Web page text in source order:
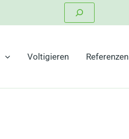
Voltigieren Referenzen